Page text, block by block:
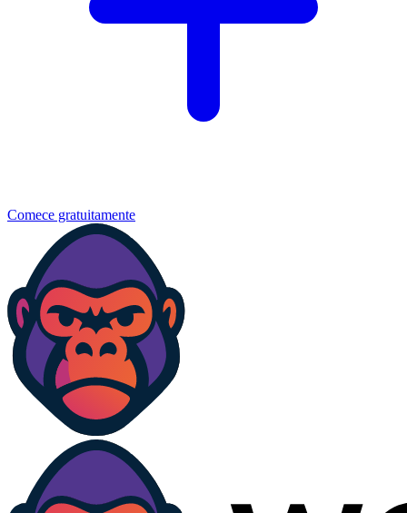
Comece gratuitamente